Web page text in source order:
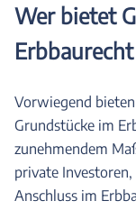
Wer bietet
Vorwiegend
Grundstücke im
zunehmendem
private
Anschluss im